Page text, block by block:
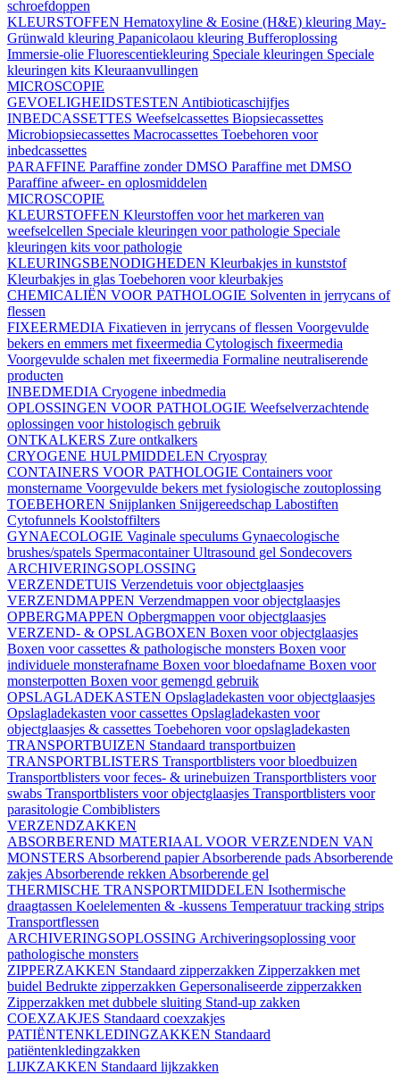
schroefdoppen
KLEURSTOFFEN Hematoxyline & Eosine (H&E) kleuring May-
Grünwald kleuring Papanicolaou kleuring Bufferoplossing
Immersie-olie Fluorescentiekleuring Speciale kleuringen Speciale
kleuringen kits Kleuraanvullingen
MICROSCOPIE
GEVOELIGHEIDSTESTEN Antibioticaschijfjes
INBEDCASSETTES Weefselcassettes Biopsiecassettes
Microbiopsiecassettes Macrocassettes Toebehoren voor
inbedcassettes
PARAFFINE Paraffine zonder DMSO Paraffine met DMSO
Paraffine afweer- en oplosmiddelen
MICROSCOPIE
KLEURSTOFFEN Kleurstoffen voor het markeren van
weefselcellen Speciale kleuringen voor pathologie Speciale
kleuringen kits voor pathologie
KLEURINGSBENODIGHEDEN Kleurbakjes in kunststof
Kleurbakjes in glas Toebehoren voor kleurbakjes
CHEMICALIËN VOOR PATHOLOGIE Solventen in jerrycans of
flessen
FIXEERMEDIA Fixatieven in jerrycans of flessen Voorgevulde
bekers en emmers met fixeermedia Cytologisch fixeermedia
Voorgevulde schalen met fixeermedia Formaline neutraliserende
producten
INBEDMEDIA Cryogene inbedmedia
OPLOSSINGEN VOOR PATHOLOGIE Weefselverzachtende
oplossingen voor histologisch gebruik
ONTKALKERS Zure ontkalkers
CRYOGENE HULPMIDDELEN Cryospray
CONTAINERS VOOR PATHOLOGIE Containers voor
monstername Voorgevulde bekers met fysiologische zoutoplossing
TOEBEHOREN Snijplanken Snijgereedschap Labostiften
Cytofunnels Koolstoffilters
GYNAECOLOGIE Vaginale speculums Gynaecologische
brushes/spatels SpermacontainerUltrasound gel Sondecovers
ARCHIVERINGSOPLOSSING
VERZENDETUIS Verzendetuis voor objectglaasjes
VERZENDMAPPEN Verzendmappen voor objectglaasjes
OPBERGMAPPEN Opbergmappen voor objectglaasjes
VERZEND- & OPSLAGBOXEN Boxen voor objectglaasjes
Boxen voor cassettes & pathologische monsters Boxen voor
individuele monsterafname Boxen voor bloedafname Boxen voor
monsterpotten Boxen voor gemengd gebruik
OPSLAGLADEKASTEN Opslagladekasten voor objectglaasjes
Opslagladekasten voor cassettes Opslagladekasten voor
objectglaasjes & cassettes Toebehoren voor opslagladekasten
TRANSPORTBUIZEN Standaard transportbuizen
TRANSPORTBLISTERS Transportblisters voor bloedbuizen
Transportblisters voor feces- & urinebuizen Transportblisters voor
swabs Transportblisters voor objectglaasjes Transportblisters voor
parasitologie Combiblisters
VERZENDZAKKEN
ABSORBEREND MATERIAAL VOOR VERZENDEN VAN
MONSTERS Absorberend papierAbsorberende pads Absorberende
zakjes Absorberende rekken Absorberende gel
THERMISCHE TRANSPORTMIDDELEN Isothermische
draagtassen Koelelementen & -kussens Temperatuur tracking strips
Transportflessen
ARCHIVERINGSOPLOSSING Archiveringsoplossing voor
pathologische monsters
ZIPPERZAKKEN Standaard zipperzakken Zipperzakken met
buidel Bedrukte zipperzakken Gepersonaliseerde zipperzakken
Zipperzakken met dubbele sluiting Stand-up zakken
COEXZAKJES Standaard coexzakjes
PATIËNTENKLEDINGZAKKEN Standaard
patiëntenkledingzakken
LIJKZAKKEN Standaard lijkzakken